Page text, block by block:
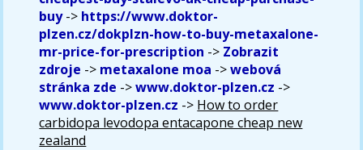
buy-> https://www.doktor-
plzen.cz/dokplzn-how-to-buy-metaxalone-
mr-price-for-prescription -> Zobrazit
zdroje -> metaxalone moa ->webová
stránka zde ->www.doktor-plzen.cz ->
www.doktor-plzen.cz -> How to order
carbidopa levodopa entacapone cheap new
zealand